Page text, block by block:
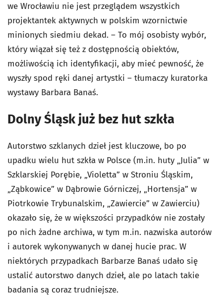
we Wrocławiu nie jest przeglądem wszystkich
projektantek aktywnych w polskim wzornictwie
minionych siedmiu dekad. – To mój osobisty wybór,
który wiązał się też z dostępnością obiektów,
możliwością ich identyfikacji, aby mieć pewność, że
wyszły spod ręki danej artystki – tłumaczy kuratorka
wystawy Barbara Banaś.
Dolny Śląsk już bez hut szkła
Autorstwo szklanych dzieł jest kluczowe, bo po
upadku wielu hut szkła w Polsce (m.in. huty „Julia” w
Szklarskiej Porębie, „Violetta” w Stroniu Śląskim,
„Ząbkowice” w Dąbrowie Górniczej, „Hortensja” w
Piotrkowie Trybunalskim, „Zawiercie” w Zawierciu)
okazało się, że w większości przypadków nie zostały
po nich żadne archiwa, w tym m.in. nazwiska autorów
i autorek wykonywanych w danej hucie prac. W
niektórych przypadkach Barbarze Banaś udało się
ustalić autorstwo danych dzieł, ale po latach takie
badania są coraz trudniejsze.